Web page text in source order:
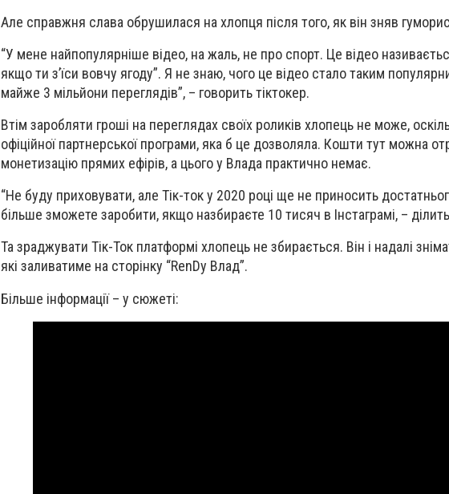
Але справжня слава обрушилася на хлопця після того, як він зняв
“У мене найпопулярніше відео, на жаль, не про спорт. Це відео
якщо ти з’їси вовчу ягоду”. Я не знаю, чого це відео стало таким
майже 3 мільйони переглядів”, – говорить тіктокер.
Втім заробляти гроші на переглядах своїх роликів хлопець не може,
офіційної партнерської програми, яка б це дозволяла. Кошти тут можна
монетизацію прямих ефірів, а цього у Влада практично немає.
“Не буду приховувати, але Тік-ток у 2020 році ще не приносить
більше зможете заробити, якщо назбираєте 10 тисяч в Інстаграмі, –
Та зраджувати Тік-Ток платформі хлопець не збирається. Він і надалі
які заливатиме на сторінку “RenDy Влад”.
Більше інформації – у сюжеті: